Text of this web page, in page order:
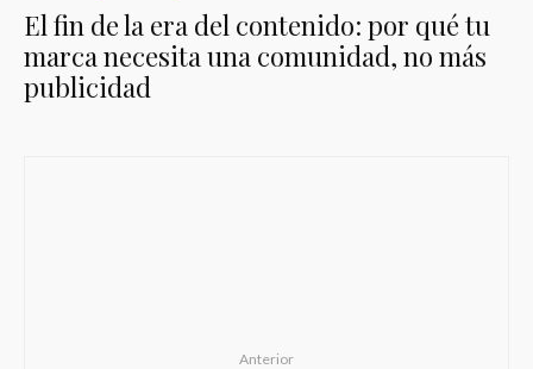
El fin de la era del contenido: por qué tu
marca necesita una comunidad, no más
publicidad
Anterior